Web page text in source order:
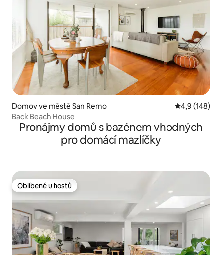
Domov ve městě San Remo Průměrné
4,9 (148)
Back Beach House
Pronájmy domů s bazénem vhodných
pro domácí mazlíčky
Oblíbené u hostů
Oblíbené u hostů